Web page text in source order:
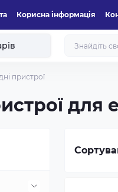
Корисна інформація
пристрої
для